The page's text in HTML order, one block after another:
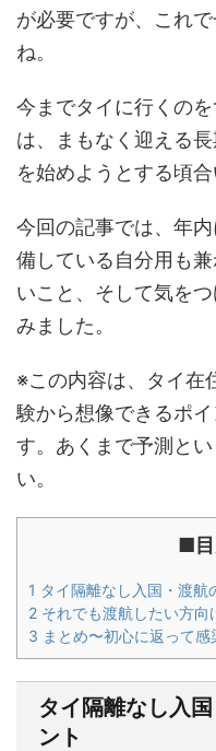
が必要ですが、これ
ね。
今までタイに行くの
は、まもなく迎える
を始めようとする頃
今回の記事では、年
備している自分用も
いこと、そして気を
みました。
※この内容は、タイ在
験から想像できるポ
す。あくまで予測と
い。
■
1 タイ隔離なし入国・渡航
2 それでも渡航したい方向
3 まとめ〜初心に返って感
タイ隔離なし入
ント